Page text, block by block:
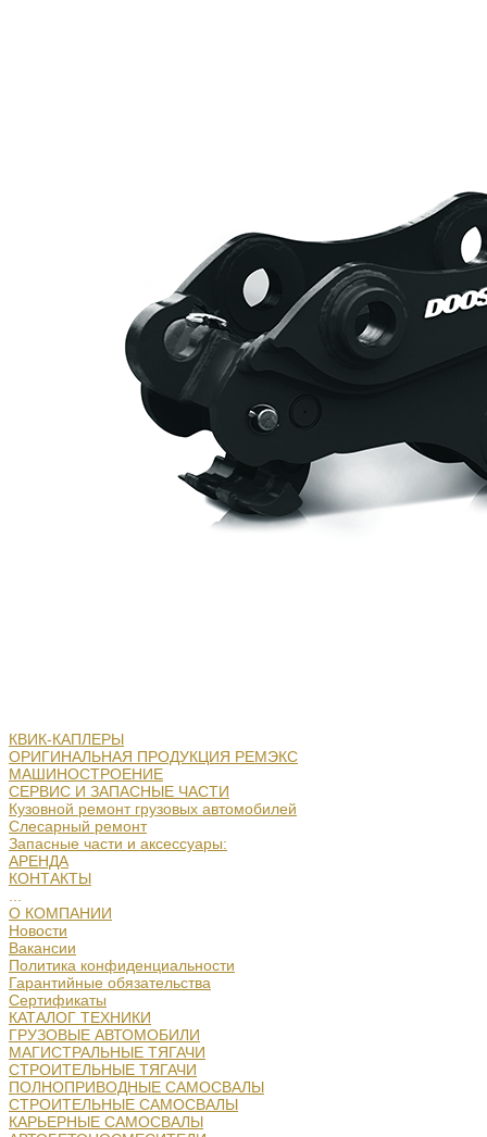
КВИК-КАПЛЕРЫ
ОРИГИНАЛЬНАЯ ПРОДУКЦИЯ РЕМЭКС
МАШИНОСТРОЕНИЕ
СЕРВИС И ЗАПАСНЫЕ ЧАСТИ
Кузовной ремонт грузовых автомобилей
Слесарный ремонт
Запасные части и аксессуары:
АРЕНДА
КОНТАКТЫ
О КОМПАНИИ
Новости
Вакансии
Политика конфиденциальности
Гарантийные обязательства
Сертификаты
КАТАЛОГ ТЕХНИКИ
ГРУЗОВЫЕ АВТОМОБИЛИ
МАГИСТРАЛЬНЫЕ ТЯГАЧИ
СТРОИТЕЛЬНЫЕ ТЯГАЧИ
ПОЛНОПРИВОДНЫЕ САМОСВАЛЫ
СТРОИТЕЛЬНЫЕ САМОСВАЛЫ
КАРЬЕРНЫЕ САМОСВАЛЫ